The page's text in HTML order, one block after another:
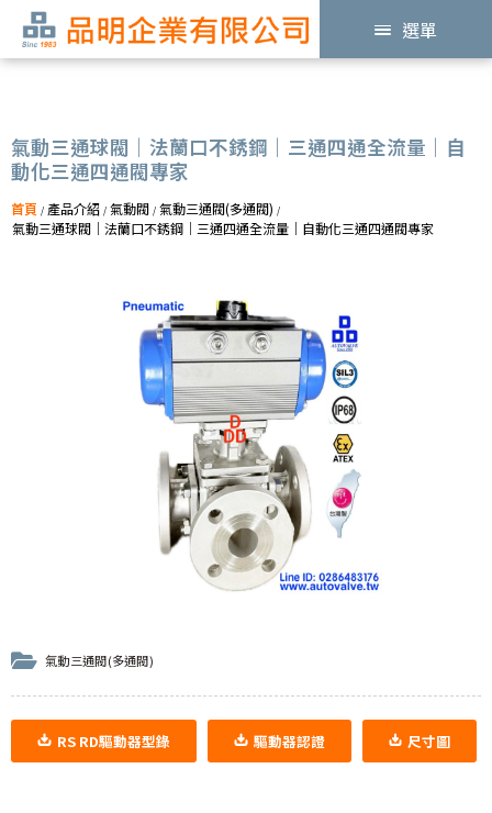
選單
氣動三通球閥｜法蘭口不銹鋼｜三通四通全流量｜自
動化三通四通閥專家
首頁 / 產品介紹 / 氣動閥 / 氣動三通閥(多通閥) /
氣動三通球閥｜法蘭口不銹鋼｜三通四通全流量｜自動化三通四通閥專家
氣動三通閥(多通閥)
RS RD驅動器型錄 驅動器認證 尺寸圖